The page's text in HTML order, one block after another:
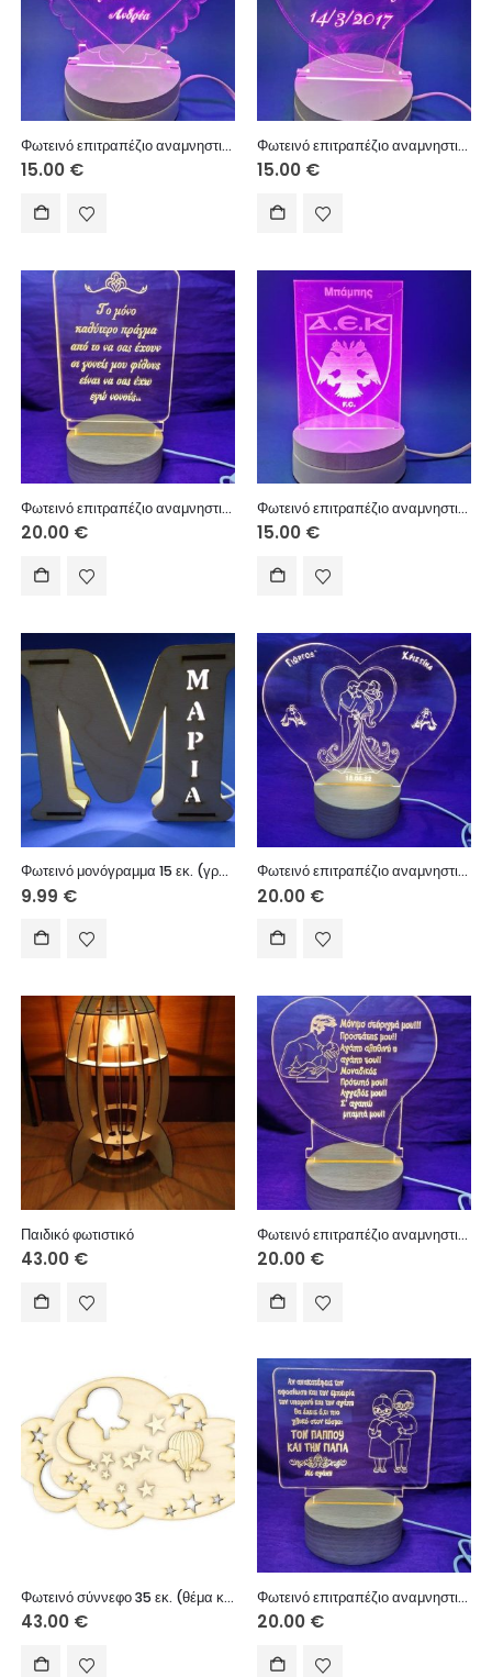
Φωτεινό επιτραπέζιο αναμνηστικό με USB πλαστική βάση 10 εκ. (κείμενο επιλογής σας)
15.00 €
Φωτεινό επιτραπέζιο αναμνηστικό με USB πλαστική βάση 10 εκ. (κείμενο επιλογής σας)
15.00 €
Φωτεινό επιτραπέζιο αναμνηστικό με USB ξύλινη βάση 10 εκ. (κείμενο επιλογής σας)
20.00 €
Φωτεινό επιτραπέζιο αναμνηστικό με USB πλαστική βάση 10 εκ. (κείμενο επιλογής σας)
15.00 €
Φωτεινό μονόγραμμα 15 εκ. (γράμμα επιλογής σας)
9.99 €
Φωτεινό επιτραπέζιο αναμνηστικό με USB ξύλινη βάση 10 εκ. (κείμενο επιλογής σας)
20.00 €
Παιδικό φωτιστικό
43.00 €
Φωτεινό επιτραπέζιο αναμνηστικό με USB ξύλινη βάση 10 εκ. (κείμενο επιλογής σας)
20.00 €
Φωτεινό σύννεφο 35 εκ. (θέμα και όνομα επιλογής σας)
43.00 €
Φωτεινό επιτραπέζιο αναμνηστικό με USB ξύλινη βάση 10 εκ. (κείμενο επιλογής σας)
20.00 €